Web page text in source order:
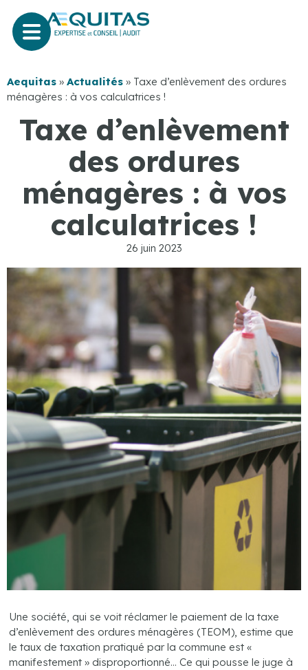
Aequitas » Actualités » Taxe d’enlèvement des ordures
ménagères : à vos calculatrices !
Taxe d’enlèvement
des ordures
ménagères : à vos
calculatrices !
26 juin 2023
Une société, qui se voit réclamer le paiement de la taxe
d’enlèvement des ordures ménagères (TEOM), estime que
le taux de taxation pratiqué par la commune est «
manifestement » disproportionné… Ce qui pousse le juge à